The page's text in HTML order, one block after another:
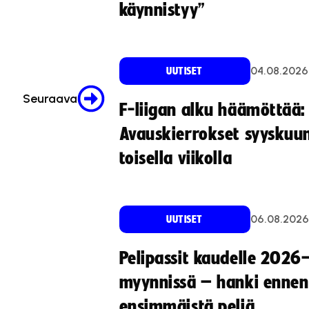
Seuraava
käynnistyy”
UUTISET 04.08.2026
F-liigan alku häämöttää:
Avauskierrokset
toisella viikolla
UUTISET 06.08.2026
Pelipassit kaudelle
myynnissä – hanki ennen